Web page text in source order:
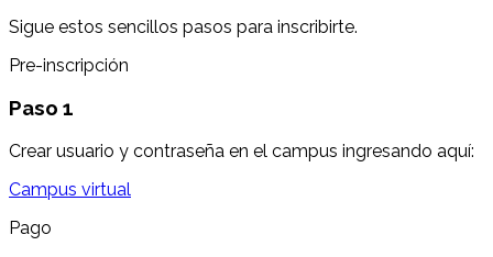
Sigue estos sencillos pasos para inscribirte.
Pre-inscripción
Paso 1
Crear usuario y contraseña en el campus ingresando aquí:
Campus virtual
Pago